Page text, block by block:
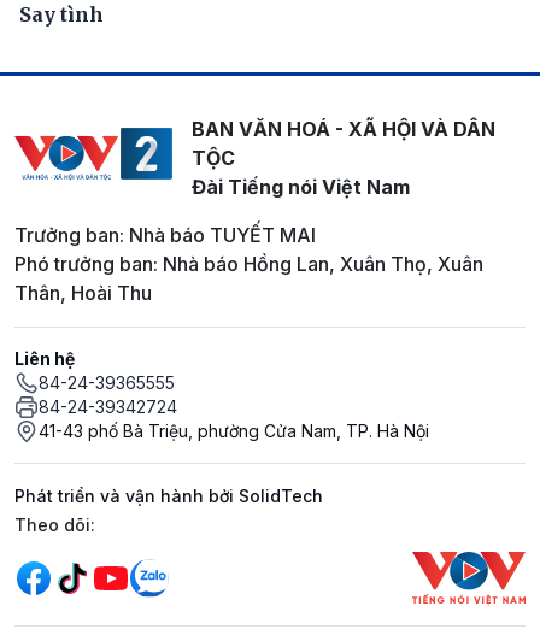
Say tình
BAN VĂN HOÁ - XÃ HỘI VÀ DÂN
TỘC
Đài Tiếng nói Việt Nam
Trưởng ban: Nhà báo TUYẾT MAI
Phó trưởng ban: Nhà báo Hồng Lan, Xuân Thọ, Xuân
Thân, Hoài Thu
Liên hệ
84-24-39365555
84-24-39342724
41-43 phố Bà Triệu, phường Cửa Nam, TP. Hà Nội
Phát triển và vận hành bởi SolidTech
Mạng xã hội
Theo dõi: